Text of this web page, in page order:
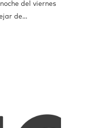
del viernes
de…